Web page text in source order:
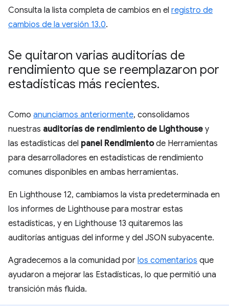
Consulta la lista completa de cambios en el registro de
cambios de la versión 13.0.
Se quitaron varias auditorías de
rendimiento que se reemplazaron por
estadísticas más recientes.
Como anunciamos anteriormente, consolidamos
nuestras auditorías de rendimiento de Lighthouse y
las estadísticas del panel Rendimientode Herramientas
para desarrolladores en estadísticas de rendimiento
comunes disponibles en ambas herramientas.
En Lighthouse 12, cambiamos la vista predeterminada en
los informes de Lighthouse para mostrar estas
estadísticas, y en Lighthouse 13 quitaremos las
auditorías antiguas del informe y del JSON subyacente.
Agradecemos a la comunidad por los comentarios que
ayudaron a mejorar las Estadísticas, lo que permitió una
transición más fluida.